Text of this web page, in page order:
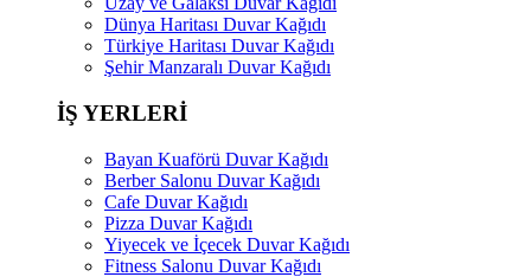
Dünya Haritası Duvar Kağıdı
Türkiye Haritası Duvar Kağıdı
Şehir Manzaralı Duvar Kağıdı
İŞ YERLERİ
Bayan Kuaförü Duvar Kağıdı
Berber Salonu Duvar Kağıdı
Cafe Duvar Kağıdı
Pizza Duvar Kağıdı
Yiyecek ve İçecek Duvar Kağıdı
Fitness Salonu Duvar Kağıdı